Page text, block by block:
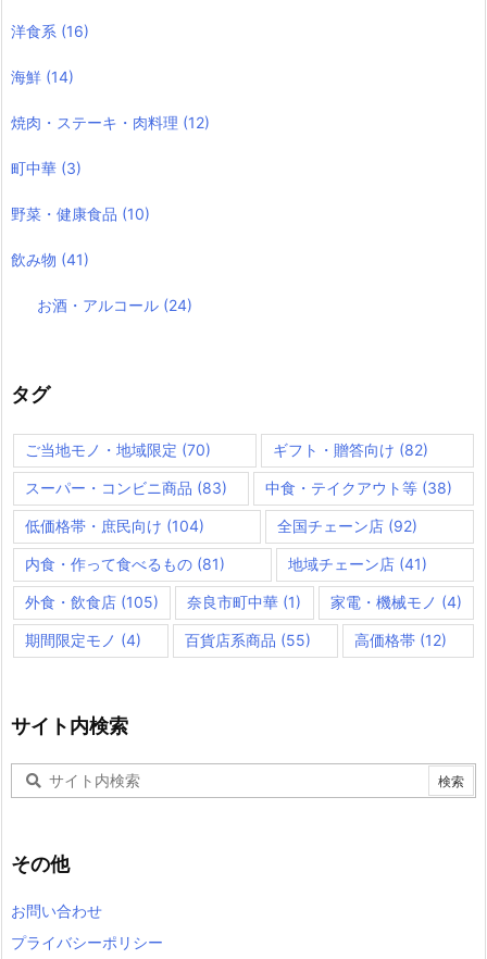
洋食系 (16)
海鮮 (14)
焼肉・ステーキ・肉料理 (12)
町中華 (3)
野菜・健康食品 (10)
飲み物 (41)
お酒・アルコール (24)
タグ
ご当地モノ・地域限定 (70) ギフト・贈答向け (82)
スーパー・コンビニ商品 (83) 中食・テイクアウト等 (38)
低価格帯・庶民向け (104) 全国チェーン店 (92)
内食・作って食べるもの (81) 地域チェーン店 (41)
外食・飲食店 (105) 奈良市町中華 (1) 家電・機械モノ (4)
期間限定モノ (4) 百貨店系商品 (55) 高価格帯 (12)
サイト内検索
その他
お問い合わせ
プライバシーポリシー